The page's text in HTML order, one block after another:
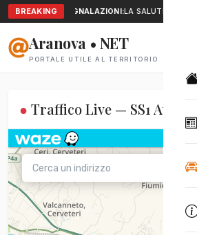
BREAKING SEGNALAZIONI:LA SALUTE A
Aranova • NET
PORTALE UTILE AL TERRITORIO
● Traffico Live — SS1 Aurelia